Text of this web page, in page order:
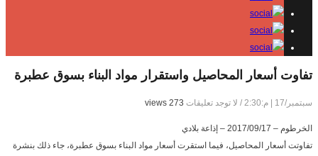
تفاوت أسعار المحاصيل واستقرار مواد البناء بسوق عطبرة
سبتمبر/17 | م:2:30 / لا توجد تعليقات 273 views
الخرطوم – 2017/09/17 – إذاعة بلادي
تفاوتت أسعار المحاصيل، فيما استقرت أسعار مواد البناء بسوق عطبرة، جاء ذلك بنشرة